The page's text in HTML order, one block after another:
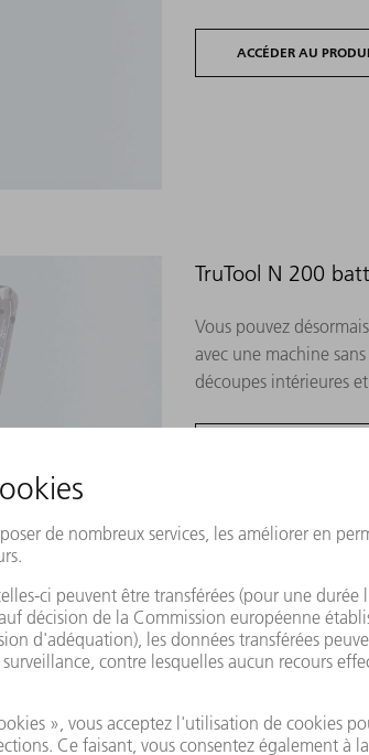
ACCÉDER AU
TruTool N 200
Vous pouvez
avec une machine
découpes intérieures
TruTool N 350
Grignoteuse de tôle
Cette machine peut